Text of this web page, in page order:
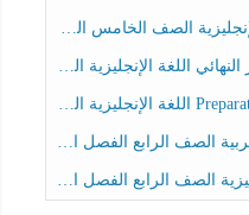
الصف الرابع الفصل الثالث
الصف الرابع الفصل الثالث
الصف الرابع الفصل الثالث